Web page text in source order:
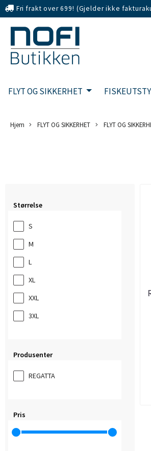
Fri frakt over 699! (Gjelder ikke
FLYT OG SIKKERHET
Hjem FLYT OG SIKKERHET FLYT OG
Størrelse
S
M
L
XL
XXL
3XL
Produsenter
REGATTA
Pris